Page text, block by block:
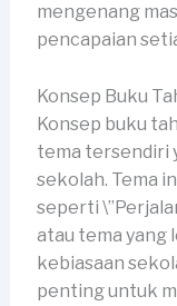
mengenang
pencapaian
Konsep Buku
Konsep buku
tema tersendiri
sekolah. Tema
seperti
atau tema yang
kebiasaan
penting untuk